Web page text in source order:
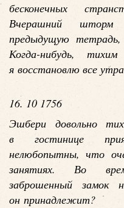
бесконечных
Вчерашний шторм
предыдущую
Когда-нибудь,
я восстановлю все
16. 10 1756
Эшбери довольно
в гостинице
нелюбопытны, что
занятиях. Во
заброшенный замок
он принадлежит?